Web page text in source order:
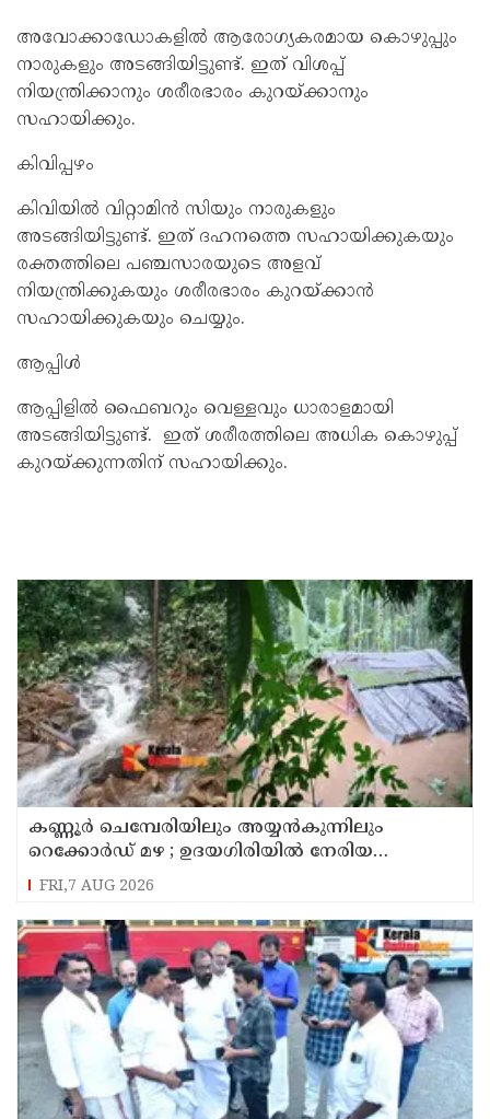
അവോക്കാഡോകളിൽ ആരോഗ്യകരമായ കൊഴുപ്പും
നാരുകളും അടങ്ങിയിട്ടുണ്ട്. ഇത് വിശപ്പ്
നിയന്ത്രിക്കാനും ശരീരഭാരം കുറയ്ക്കാനും
സഹായിക്കും.
കിവിപ്പഴം
കിവിയിൽ വിറ്റാമിൻ സിയും നാരുകളും
അടങ്ങിയിട്ടുണ്ട്. ഇത് ദഹനത്തെ സഹായിക്കുകയും
രക്തത്തിലെ പഞ്ചസാരയുടെ അളവ്
നിയന്ത്രിക്കുകയും ശരീരഭാരം കുറയ്ക്കാൻ
സഹായിക്കുകയും ചെയ്യും.
ആപ്പിൾ
ആപ്പിളിൽ ഫൈബറും വെള്ളവും ധാരാളമായി
അടങ്ങിയിട്ടുണ്ട്. ഇത് ശരീരത്തിലെ അധിക കൊഴുപ്പ്
കുറയ്ക്കുന്നതിന് സഹായിക്കും.
കണ്ണൂർ ചെമ്പേരിയിലും അയ്യൻകുന്നിലും
റെക്കോർഡ് മഴ ; ഉദയഗിരിയിൽ നേരിയ
ഉരുൾപൊട്ടൽ; 13 പേരെ ക്യാമ്പിലേക്ക് മാറ്റി
FRI,7 AUG 2026